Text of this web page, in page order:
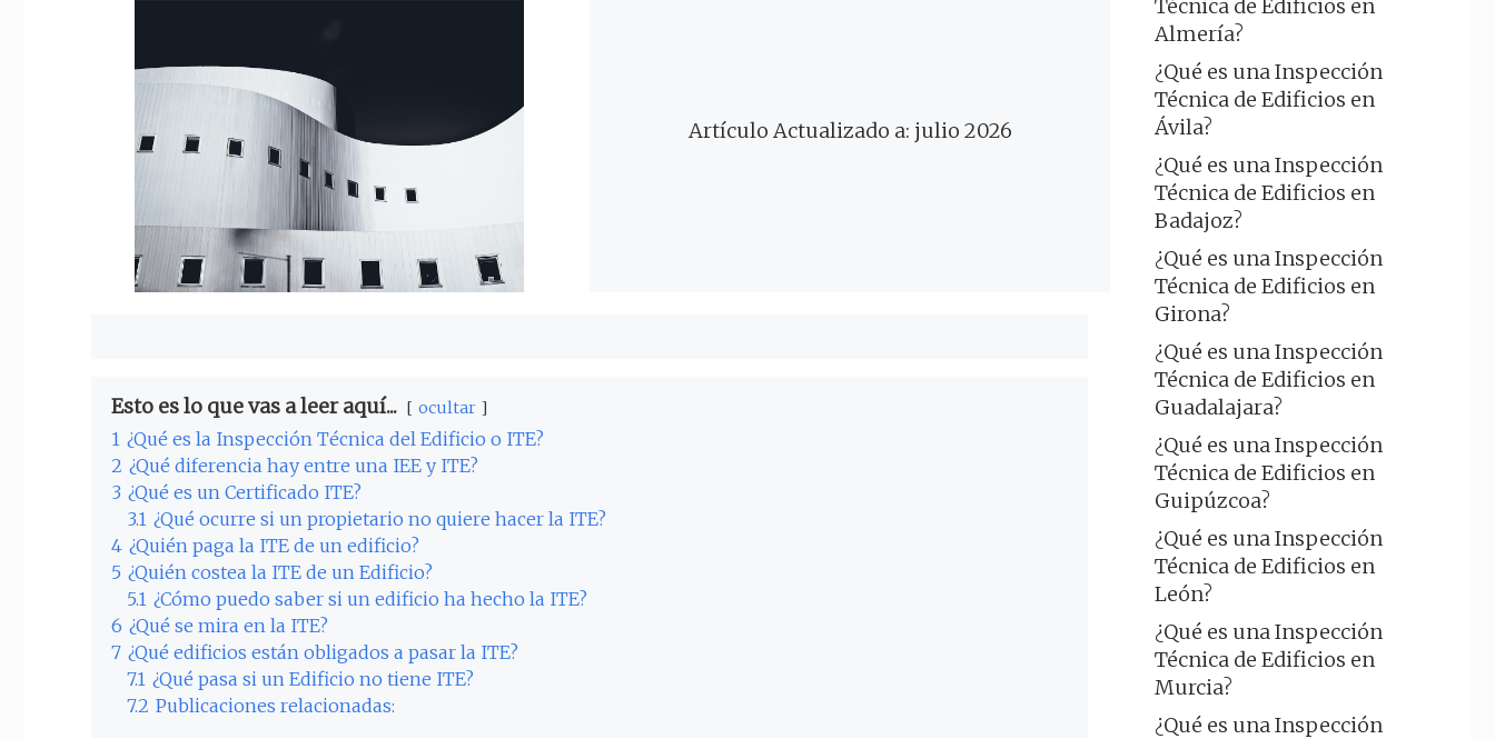
Artículo Actualizado a: julio 2026
Esto es lo que vas a leer aquí... ocultar
1 ¿Qué es la Inspección Técnica del Edificio o ITE?
2 ¿Qué diferencia hay entre una IEE y ITE?
3 ¿Qué es un Certificado ITE?
3.1 ¿Qué ocurre si un propietario no quiere hacer la ITE?
4 ¿Quién paga la ITE de un edificio?
5 ¿Quién costea la ITE de un Edificio?
5.1 ¿Cómo puedo saber si un edificio ha hecho la ITE?
6 ¿Qué se mira en la ITE?
7 ¿Qué edificios están obligados a pasar la ITE?
7.1 ¿Qué pasa si un Edificio no tiene ITE?
7.2 Publicaciones relacionadas:
Técnica de Edificios en
Almería?
¿Qué es una Inspección
Técnica de Edificios en
Ávila?
¿Qué es una Inspección
Técnica de Edificios en
Badajoz?
¿Qué es una Inspección
Técnica de Edificios en
Girona?
¿Qué es una Inspección
Técnica de Edificios en
Guadalajara?
¿Qué es una Inspección
Técnica de Edificios en
Guipúzcoa?
¿Qué es una Inspección
Técnica de Edificios en
León?
¿Qué es una Inspección
Técnica de Edificios en
Murcia?
¿Qué es una Inspección